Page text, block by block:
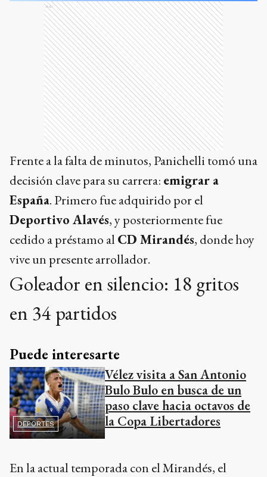
Ads
Frente a la falta de minutos, Panichelli tomó una
decisión clave para su carrera: emigrar a
España. Primero fue adquirido por el
Deportivo Alavés, y posteriormente fue
cedido a préstamo al CD Mirandés, donde hoy
vive un presente arrollador.
Goleador en silencio: 18 gritos
en 34 partidos
Puede interesarte
DEPORTES
Vélez visita a San Antonio
Bulo Bulo en busca de un
paso clave hacia octavos de
la Copa Libertadores
En la actual temporada con el Mirandés, el